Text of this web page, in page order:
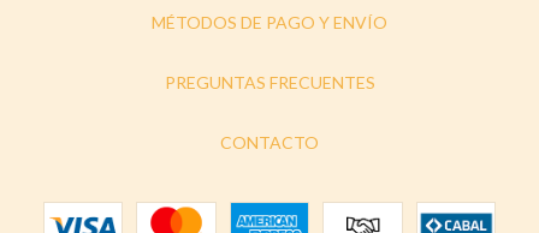
MÉTODOS DE PAGO Y ENVÍO
PREGUNTAS FRECUENTES
CONTACTO